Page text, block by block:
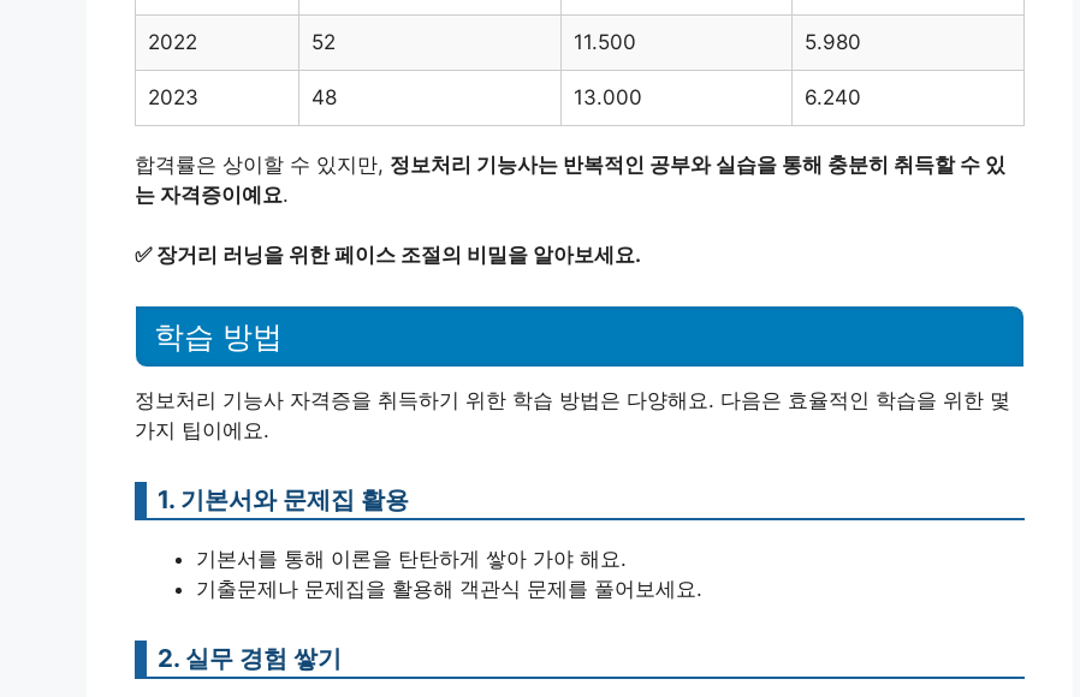
2022 52 11.500 5.980
2023 48 13.000 6.240
합격률은 상이할 수 있지만, 정보처리 기능사는 반복적인 공부와 실습을 통해 충분히 취득할 수 있
는 자격증이예요.
✅ 장거리 러닝을 위한 페이스 조절의 비밀을 알아보세요.
학습 방법
정보처리 기능사 자격증을 취득하기 위한 학습 방법은 다양해요. 다음은 효율적인 학습을 위한 몇
가지 팁이에요.
1. 기본서와 문제집 활용
기본서를 통해 이론을 탄탄하게 쌓아 가야 해요.
기출문제나 문제집을 활용해 객관식 문제를 풀어보세요.
2. 실무 경험 쌓기